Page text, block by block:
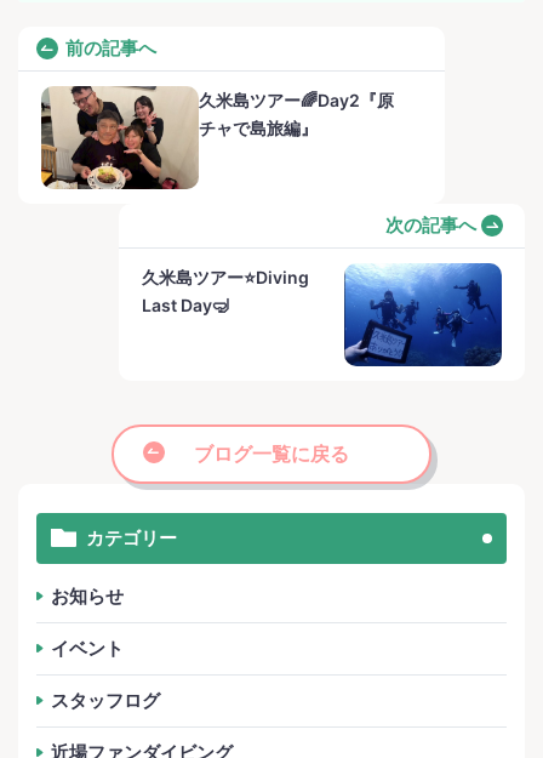
前の記事へ
久米島ツアー🌈Day2『原
チャで島旅編』
次の記事へ
久米島ツアー⭐️Diving
Last Day🤿
ブログ一覧に戻る
カテゴリー
お知らせ
イベント
スタッフログ
近場ファンダイビング